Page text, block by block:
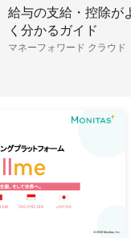
給与の支給・控除が
く分かるガイド
マネーフォワード クラウド